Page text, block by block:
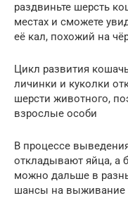
раздвиньте шерсть
местах и сможете
её кал, похожий на
Цикл развития
личинки и куколки
шерсти животного,
взрослые особи
В процессе
откладывают яйца, а
можно дальше в
шансы на выживание